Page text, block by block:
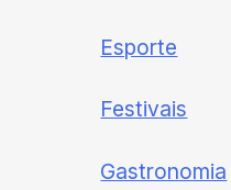
nossas novidades.
Esporte
Festivais
Gastronomia